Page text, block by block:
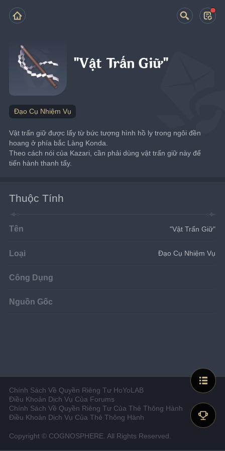
"Vật Trấn Giữ"
Đạo Cụ Nhiệm Vụ
Vật trấn giữ được lấy từ bức tượng hình hồ ly trong ngôi đền
hoang ở phía bắc Làng Konda.
Theo cách nói của Kazari, cần phải dùng vật trấn giữ này để
tiến hành thanh tẩy.
Thuộc Tính
Tên "Vật Trấn Giữ"
Loại Đạo Cụ Nhiệm Vụ
Công Dụng
Nguồn Gốc
Chính Sách Về Quyền Riêng Tư HoYoLAB
Điều Khoản Dịch Vụ Của Forums
Chính Sách Về Quyền Riêng Tư Của Thẻ Thông Hành
Điều Khoản Dịch Vụ Của Thẻ Thông Hành
Copyright © COGNOSPHERE. All Rights Reserved.